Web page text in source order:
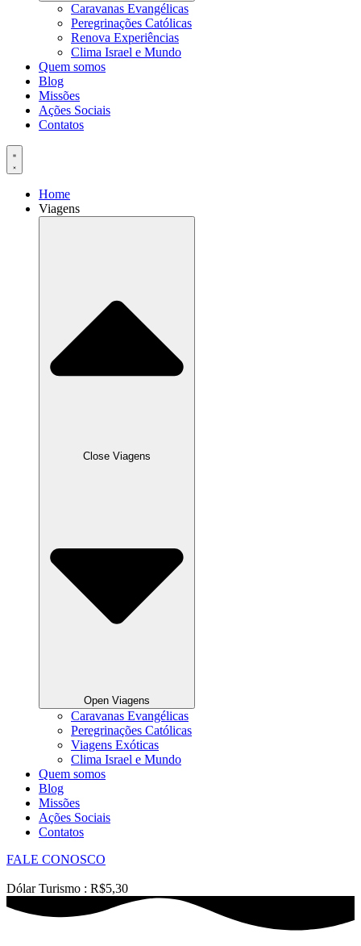
Caravanas Evangélicas
Peregrinações Católicas
Renova Experiências
Clima Israel e Mundo
Quem somos
Blog
Missões
Ações Sociais
Contatos
Home
Viagens
Close Viagens
Open Viagens
Caravanas Evangélicas
Peregrinações Católicas
Viagens Exóticas
Clima Israel e Mundo
Quem somos
Blog
Missões
Ações Sociais
Contatos
FALE CONOSCO
Dólar Turismo : R$5,30